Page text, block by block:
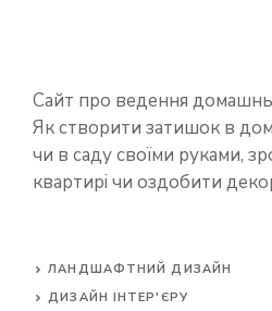
Сайт про ведення
Як створити затишок в
чи в саду своїми руками,
квартирі чи оздобити
ЛАНДШАФТНИЙ ДИЗАЙН
ДИЗАЙН ІНТЕР'ЄРУ